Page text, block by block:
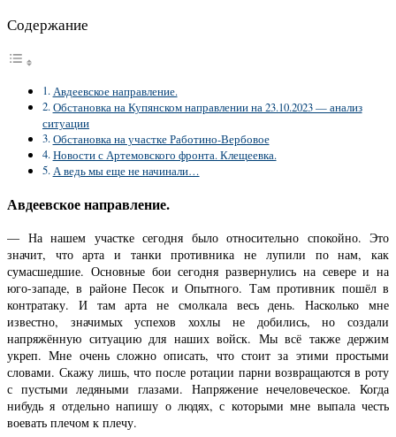
Содержание
Авдеевское направление.
Обстановка на Купянском направлении на 23.10.2023 — анализ
ситуации
Обстановка на участке Работино-Вербовое
Новости с Артемовского фронта. Клещеевка.
А ведь мы еще не начинали…
Авдеевское направление.
— На нашем участке сегодня было относительно спокойно. Это
значит, что арта и танки противника не лупили по нам, как
сумасшедшие. Основные бои сегодня развернулись на севере и на
юго-западе, в районе Песок и Опытного. Там противник пошёл в
контратаку. И там арта не смолкала весь день. Насколько мне
известно, значимых успехов хохлы не добились, но создали
напряжённую ситуацию для наших войск. Мы всё также держим
укреп. Мне очень сложно описать, что стоит за этими простыми
словами. Скажу лишь, что после ротации парни возвращаются в роту
с пустыми ледяными глазами. Напряжение нечеловеческое. Когда
нибудь я отдельно напишу о людях, с которыми мне выпала честь
воевать плечом к плечу.